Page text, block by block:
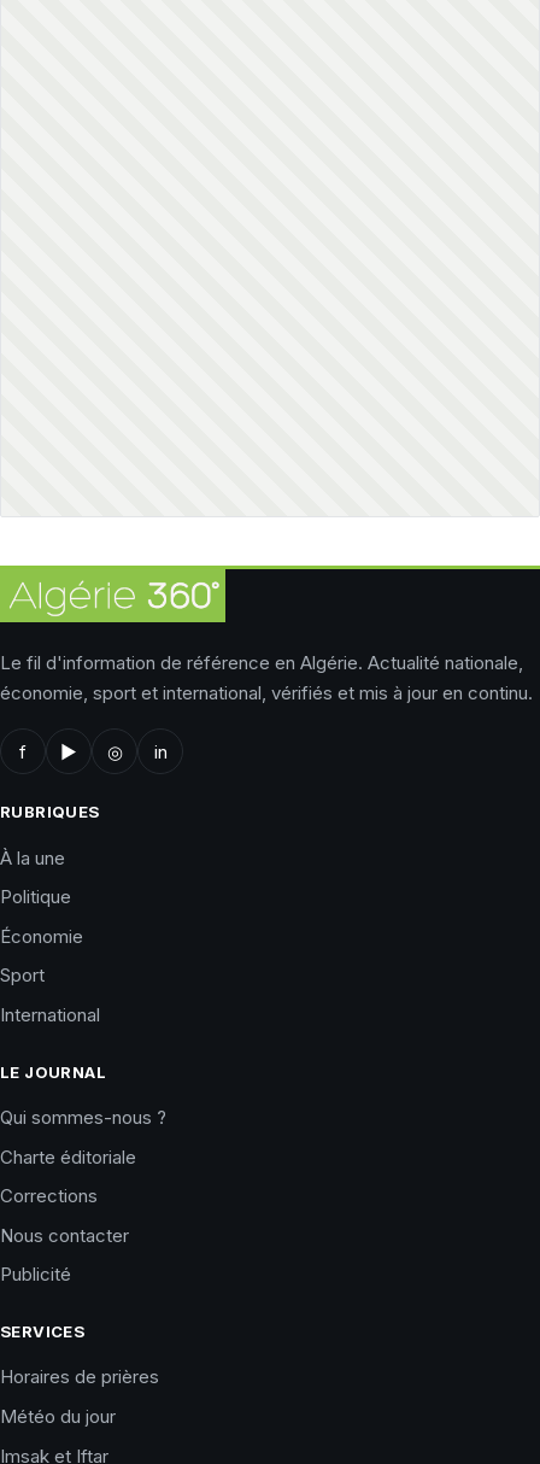
Le fil d'information de référence en Algérie. Actualité nationale,
économie, sport et international, vérifiés et mis à jour en continu.
f ▶ ◎ in
RUBRIQUES
À la une
Politique
Économie
Sport
International
LE JOURNAL
Qui sommes-nous ?
Charte éditoriale
Corrections
Nous contacter
Publicité
SERVICES
Horaires de prières
Météo du jour
Imsak et Iftar